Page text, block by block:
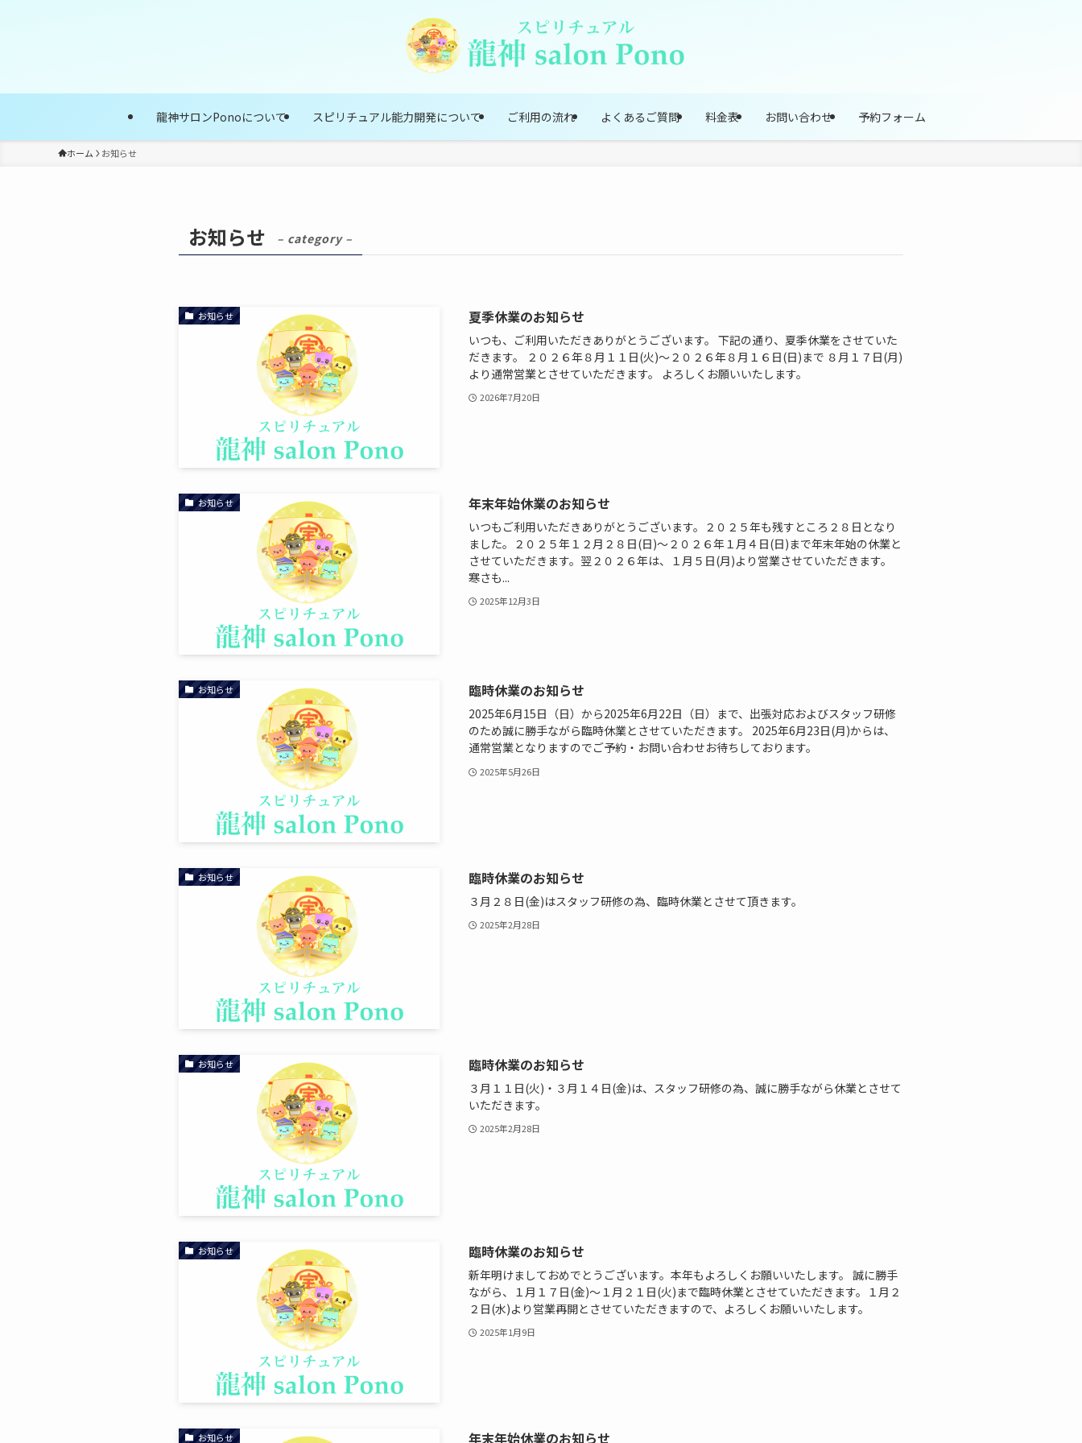
龍神サロンPonoについて スピリチュアル能力開発について ご利用の流れ よくあるご質問 料金表 お問い合わせ 予約フォーム
ホーム お知らせ
お知らせ – category –
お知らせ 夏季休業のお知らせ
いつも、ご利用いただきありがとうございます。 下記の通り、夏季休業をさせていた
だきます。 ２０２６年８月１１日(火)～２０２６年８月１６日(日)まで ８月１７日(月)
より通常営業とさせていただきます。 よろしくお願いいたします。
2026年7月20日
お知らせ 年末年始休業のお知らせ
いつもご利用いただきありがとうございます。２０２５年も残すところ２８日となり
ました。２０２５年１２月２８日(日)～２０２６年１月４日(日)まで年末年始の休業と
させていただきます。翌２０２６年は、１月５日(月)より営業させていただきます。
寒さも...
2025年12月3日
お知らせ 臨時休業のお知らせ
2025年6月15日（日）から2025年6月22日（日）まで、出張対応およびスタッフ研修
のため誠に勝手ながら臨時休業とさせていただきます。 2025年6月23日(月)からは、
通常営業となりますのでご予約・お問い合わせお待ちしております。
2025年5月26日
お知らせ 臨時休業のお知らせ
３月２８日(金)はスタッフ研修の為、臨時休業とさせて頂きます。
2025年2月28日
お知らせ 臨時休業のお知らせ
３月１１日(火)・３月１４日(金)は、スタッフ研修の為、誠に勝手ながら休業とさせて
いただきます。
2025年2月28日
お知らせ 臨時休業のお知らせ
新年明けましておめでとうございます。本年もよろしくお願いいたします。 誠に勝手
ながら、１月１７日(金)～１月２１日(火)まで臨時休業とさせていただきます。１月２
２日(水)より営業再開とさせていただきますので、よろしくお願いいたします。
2025年1月9日
お知らせ 年末年始休業のお知らせ